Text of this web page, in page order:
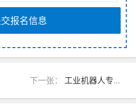
报名信息
下一张：工业机器人专业实训